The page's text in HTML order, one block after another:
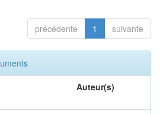
précédente 1 suivante
Auteur(s)